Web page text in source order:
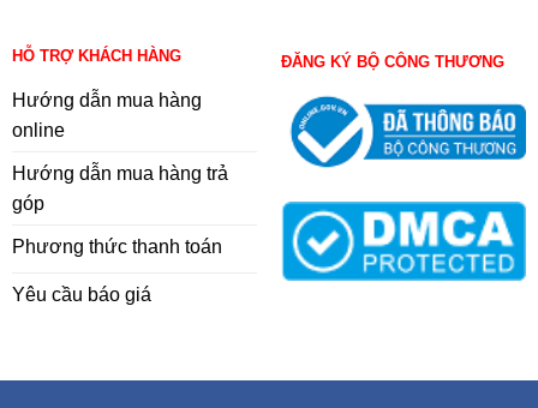
HỖ TRỢ KHÁCH HÀNG
Hướng dẫn mua hàng
online
Hướng dẫn mua hàng trả
góp
Phương thức thanh toán
Yêu cầu báo giá
ĐĂNG KÝ BỘ CÔNG THƯƠNG